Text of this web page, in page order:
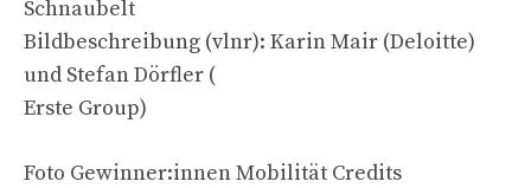
Schnaubelt
Bildbeschreibung (vlnr): Karin Mair (Deloitte)
und Stefan Dörfler (
Erste Group)
Foto Gewinner:innen Mobilität Credits